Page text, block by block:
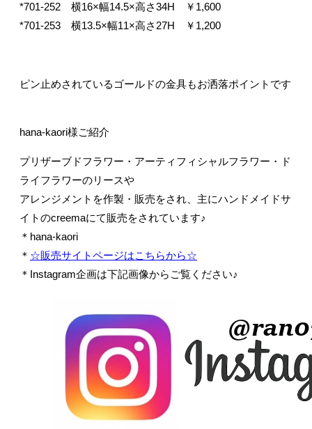
*701-252 横16×幅14.5×高さ34H ￥1,600
*701-253 横13.5×幅11×高さ27H ￥1,200
ピン止めされているゴールドの金具もお洒落ポイントです
hana-kaori様ご紹介
プリザーブドフラワー・アーティフィシャルフラワー・ド
ライフラワーのリースや
アレンジメントを作製・販売をされ、主にハンドメイドサ
イトのcreemaにて販売をされています♪
＊hana-kaori
＊ ☆販売サイトページはこちらから☆
＊Instagram企画は下記画像からご覧ください♪